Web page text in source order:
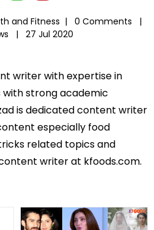
and Fitness |
0 Comments |
|
27 Jul 2020
writer with expertise in
with strong academic
is dedicated content writer
especially food
related topics and
writer at kfoods.com.